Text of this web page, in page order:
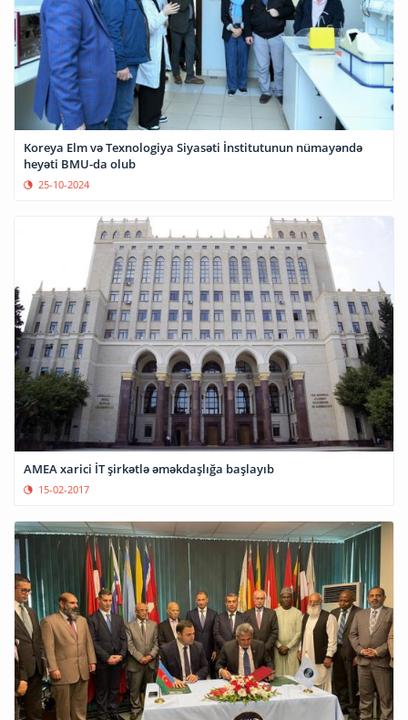
Koreya Elm və Texnologiya Siyasəti İnstitutunun nümayəndə
heyəti BMU-da olub
25-10-2024
AMEA xarici İT şirkətlə əməkdaşlığa başlayıb
15-02-2017